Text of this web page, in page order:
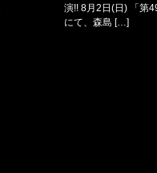
演!! 8月2日(日) 「第
にて、森島 […]